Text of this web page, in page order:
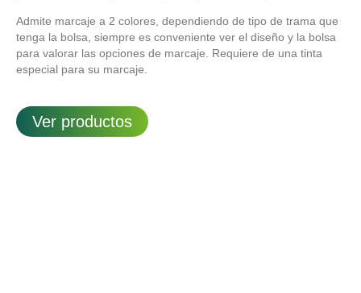
Admite marcaje a 2 colores, dependiendo de tipo de trama que
tenga la bolsa, siempre es conveniente ver el diseño y la bolsa
para valorar las opciones de marcaje. Requiere de una tinta
especial para su marcaje.
Ver productos